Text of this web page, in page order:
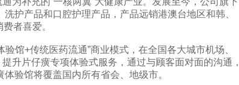
洗护产品和口腔护理产品，产品远销港澳台地区和韩、
者喜爱。
+传统医药流通”商业模式，在全国各大城市机场、
升片仔癀专项体验式服务，通过与顾客面对面的沟通，
验馆将覆盖国内所有省会、地级市。